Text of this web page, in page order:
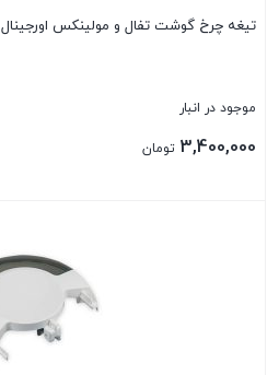
تیغه چرخ گوشت تفال و مولینکس اورجینال
موجود در انبار
3,400,000 تومان